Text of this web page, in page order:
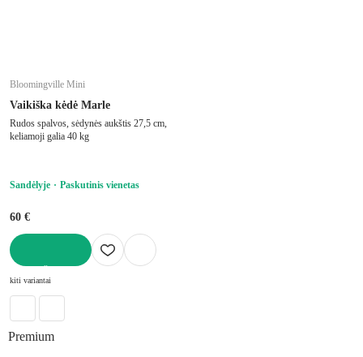
Bloomingville Mini
Vaikiška kėdė Marle
Rudos spalvos, sėdynės aukštis 27,5 cm,
keliamoji galia 40 kg
Sandėlyje Paskutinis vienetas
60 €
kiti variantai
Premium